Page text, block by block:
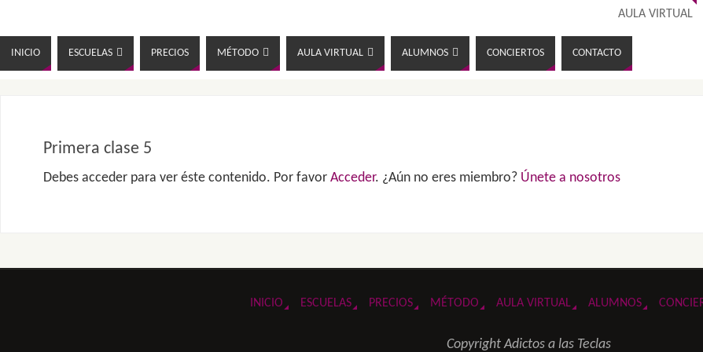
AULA VIRTUAL
INICIO ESCUELAS PRECIOS MÉTODO AULA VIRTUAL ALUMNOS CONCIERTOS CONTACTO
Primera clase 5
Debes acceder para ver éste contenido. Por favor Acceder. ¿Aún no eres miembro? Únete a nosotros
INICIO ESCUELAS PRECIOS MÉTODO AULA VIRTUAL ALUMNOS
Copyright Adictos a las Teclas